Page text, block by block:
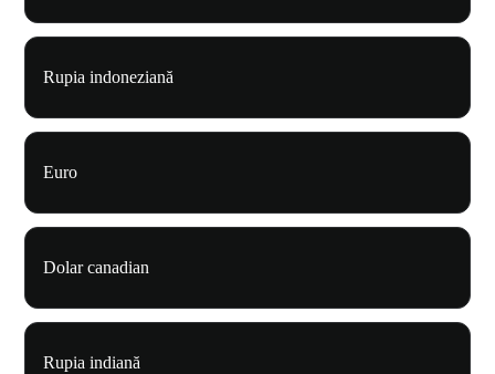
Rupia indoneziană
Euro
Dolar canadian
Rupia indiană